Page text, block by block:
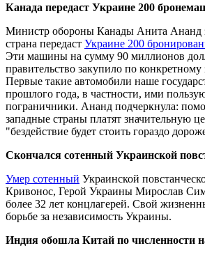
Канада передаст Украине 200
Министр обороны Канады Анита Ананд
страна передаст Украине 200
Эти машины на сумму 90 миллионов
правительство закупило по
Первые такие автомобили наше
прошлого года, в частности, ими
пограничники. Ананд подчеркнула:
западные страны платят значительную
"бездействие будет стоить гораздо
Скончался сотенный Украинской
Умер сотенный Украинской
Кривонос, Герой Украины Мирослав
более 32 лет концлагерей. Свой
борьбе за независимость Украины.
Индия обошла Китай по численности